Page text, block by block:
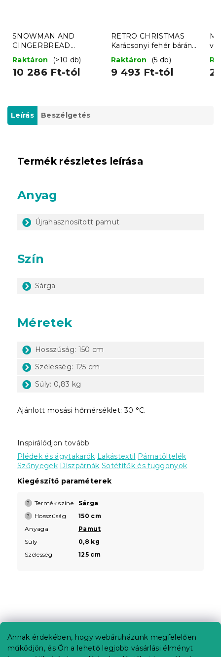
Annak érdekében, hogy webáruházunk megfelelően
működjön, és Ön a lehető legjobb vásárlási élményt
SNOWMAN AND
GINGERBREAD
karácsonyi sötétzöld
mikroplüss báránytakaró
Raktáron (>10 db)
10 286 Ft-tól
RETRO CHRISTMAS
Karácsonyi fehér bárány
takaró
Raktáron (5 db)
9 493 Ft-tól 2
Leírás Beszélgetés
Termék részletes leírása
Anyag
Újrahasznosított pamut
Szín
Sárga
Méretek
Hosszúság: 150 cm
Szélesség: 125 cm
Súly: 0,83 kg
Ajánlott mosási hőmérséklet: 30 °C.
Inspirálódjon tovább
Plédek és ágytakarók Lakástextil Párnatöltelék
Szőnyegek Díszpárnák Sötétítők és függönyök
Kiegészítő paraméterek
? Termék színe Sárga
? Hosszúság
150 cm
Anyaga
Pamut
Súly
0,8 kg
Szélesség
125 cm
á
Információ az Ön számára